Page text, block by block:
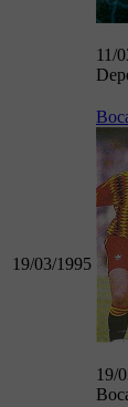
11/
19/03/1995
19/